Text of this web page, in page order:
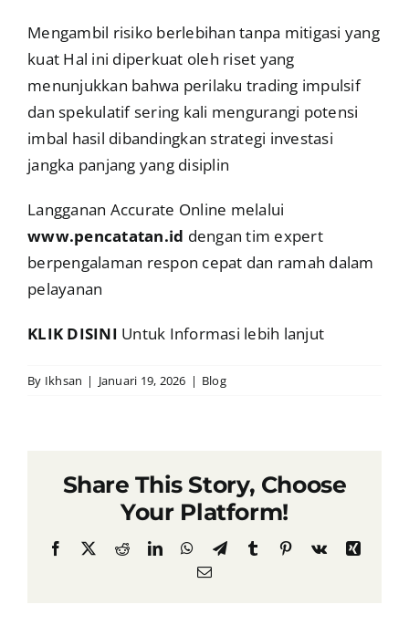
Mengambil risiko berlebihan tanpa mitigasi yang
kuat Hal ini diperkuat oleh riset yang
menunjukkan bahwa perilaku trading impulsif
dan spekulatif sering kali mengurangi potensi
imbal hasil dibandingkan strategi investasi
jangka panjang yang disiplin
Langganan Accurate Online melalui
www.pencatatan.id dengan tim expert
berpengalaman respon cepat dan ramah dalam
pelayanan
KLIK DISINI Untuk Informasi lebih lanjut
By Ikhsan | Januari 19, 2026 | Blog
Share This Story, Choose
Your Platform!
Facebook RedditLinkedInWhatsApp
TelegramTumblr Pinterest
Vk
Xing
Email